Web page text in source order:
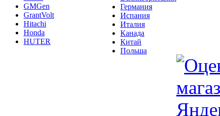
GMGen
GrantVolt
Hitachi
Honda
HUTER
Германия
Испания
Италия
Канада
Китай
Польша